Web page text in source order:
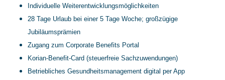
Individuelle Weiterentwicklungsmöglichkeiten
28 Tage Urlaub bei einer 5 Tage Woche; großzügige
Jubiläumsprämien
Zugang zum Corporate Benefits Portal
Korian-Benefit-Card (steuerfreie Sachzuwendungen)
Betriebliches Gesundheitsmanagement digital per App